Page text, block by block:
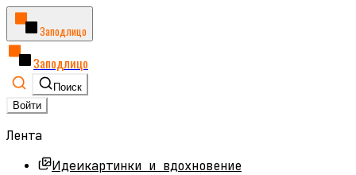
Заподлицо
Заподлицо
Поиск
Войти
Лента
Идеикартинки и вдохновение